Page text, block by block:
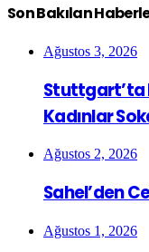
Son Bakılan
Ağustos 3, 2026
Stuttgart’ta
Kadınlar
Ağustos 2, 2026
Sahel’den
Ağustos 1, 2026